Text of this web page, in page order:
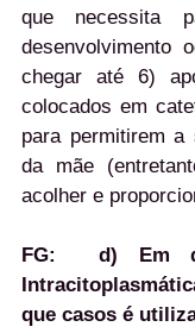
que necessita
desenvolvimento
chegar até 6)
colocados em
para permitirem
da mãe
acolher e
FG:
d) Em
que casos é